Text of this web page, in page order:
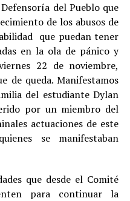
del Pueblo que
de los abusos de
que puedan tener
en la ola de pánico y
22 de noviembre,
de queda. Manifestamos
del estudiante Dylan
por un miembro del
actuaciones de este
se manifestaban
que desde el Comité
para continuar la